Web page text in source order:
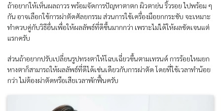
ถ้าอยากให้เห็นผลถาวร พร้อมจัดการปัญหาตาตก ผิวตาย่น ริ้วรอย ไปพร้อม ๆ
กัน อาจเลือกใช้การผ่าตัดศัลยกรรม ส่วนการใช้เครื่องมือยกกระชับ จะเหมาะ
ทำควบคู่กับวิธีอื่นเพื่อให้ผลลัพธ์ที่ดีขึ้นมากกว่า เพราะไม่ได้ให้ผลชัดเจนแต่
แรกครับ
ส่วนถ้าอยากปรับเปลี่ยนรูปทรงตาให้โฉบเฉี่ยวขึ้นตามเทรนด์ การร้อยไหมยก
หางตาก็สามารถให้ผลลัพธ์ที่ดีได้เช่นเดียวกับการผ่าตัด โดยที่ใช้เวลาทำน้อย
กว่า ไม่ต้องผ่าตัดหรือเสียเวลาพักฟื้นครับ